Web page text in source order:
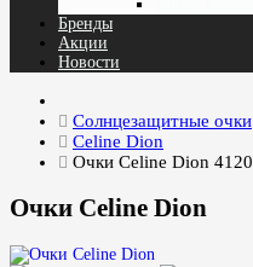
Бренды
Акции
Новости
Солнцезащитные очки
Celine Dion
Очки Celine Dion 4120
Очки Celine Dion